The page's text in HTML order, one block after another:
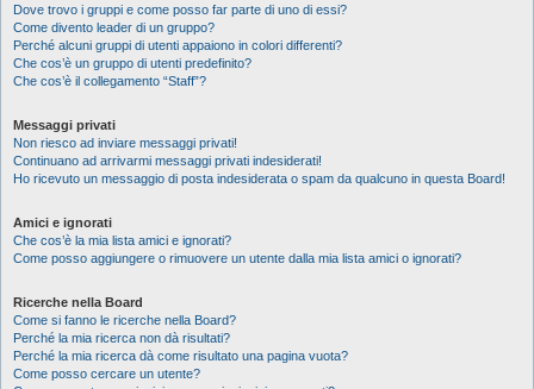
Dove trovo i gruppi e come posso far parte di uno di essi?
Come divento leader di un gruppo?
Perché alcuni gruppi di utenti appaiono in colori differenti?
Che cos’è un gruppo di utenti predefinito?
Che cos’è il collegamento “Staff”?
Messaggi privati
Non riesco ad inviare messaggi privati!
Continuano ad arrivarmi messaggi privati indesiderati!
Ho ricevuto un messaggio di posta indesiderata o spam da qualcuno in questa Board!
Amici e ignorati
Che cos’è la mia lista amici e ignorati?
Come posso aggiungere o rimuovere un utente dalla mia lista amici o ignorati?
Ricerche nella Board
Come si fanno le ricerche nella Board?
Perché la mia ricerca non dà risultati?
Perché la mia ricerca dà come risultato una pagina vuota?
Come posso cercare un utente?